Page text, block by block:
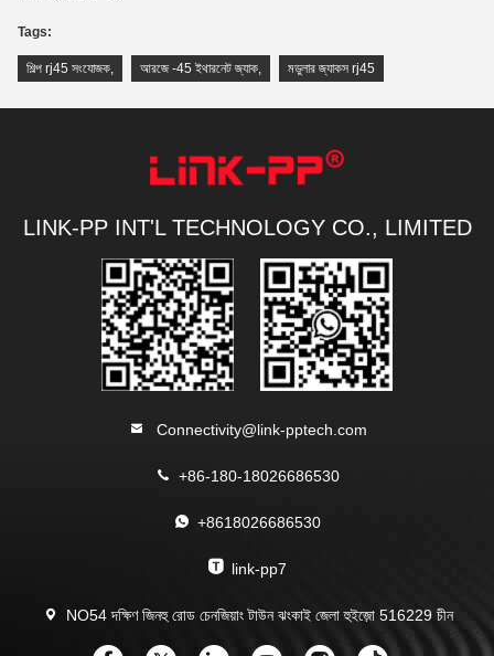
Tags:
শিল্প rj45 সংযোজক, আরজে -45 ইথারনেট জ্যাক, মডুলার জ্যাকস rj45
LINK-PP INT'L TECHNOLOGY CO., LIMITED
Connectivity@link-pptech.com
+86-180-18026686530
+8618026686530
link-pp7
NO54 দক্ষিণ জিনহু রোড চেনজিয়াং টাউন ঝংকাই জেলা হুইজ়ো 516229 চীন